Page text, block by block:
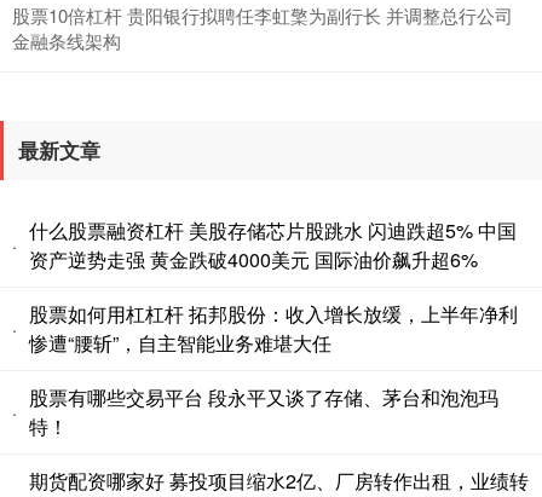
股票10倍杠杆 贵阳银行拟聘任李虹檠为副行长 并调整总行公司
金融条线架构
最新文章
·
什么股票融资杠杆 美股存储芯片股跳水 闪迪跌超5% 中国
资产逆势走强 黄金跌破4000美元 国际油价飙升超6%
·
股票如何用杠杠杆 拓邦股份：收入增长放缓，上半年净利
惨遭“腰斩”，自主智能业务难堪大任
·
股票有哪些交易平台 段永平又谈了存储、茅台和泡泡玛
特！
期货配资哪家好 募投项目缩水2亿、厂房转作出租，业绩转